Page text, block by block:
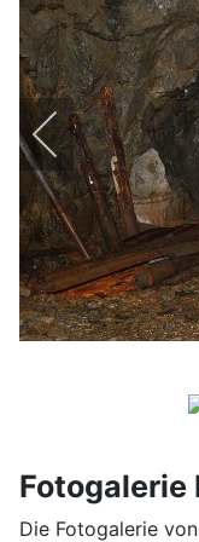
Fotogalerie
Die Fotogalerie